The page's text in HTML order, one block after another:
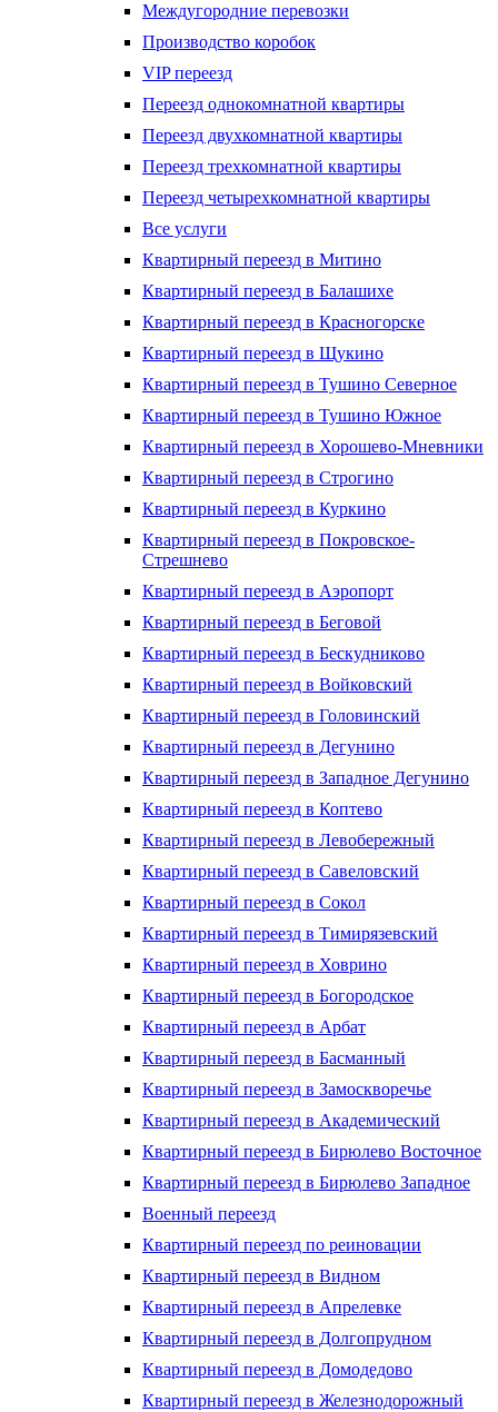
Междугородние перевозки
Производство коробок
VIP переезд
Переезд однокомнатной квартиры
Переезд двухкомнатной квартиры
Переезд трехкомнатной квартиры
Переезд четырехкомнатной квартиры
Все услуги
Квартирный переезд в Митино
Квартирный переезд в Балашихе
Квартирный переезд в Красногорске
Квартирный переезд в Щукино
Квартирный переезд в Тушино Северное
Квартирный переезд в Тушино Южное
Квартирный переезд в Хорошево-Мневники
Квартирный переезд в Строгино
Квартирный переезд в Куркино
Квартирный переезд в Покровское-
Стрешнево
Квартирный переезд в Аэропорт
Квартирный переезд в Беговой
Квартирный переезд в Бескудниково
Квартирный переезд в Войковский
Квартирный переезд в Головинский
Квартирный переезд в Дегунино
Квартирный переезд в Западное Дегунино
Квартирный переезд в Коптево
Квартирный переезд в Левобережный
Квартирный переезд в Савеловский
Квартирный переезд в Сокол
Квартирный переезд в Тимирязевский
Квартирный переезд в Ховрино
Квартирный переезд в Богородское
Квартирный переезд в Арбат
Квартирный переезд в Басманный
Квартирный переезд в Замоскворечье
Квартирный переезд в Академический
Квартирный переезд в Бирюлево Восточное
Квартирный переезд в Бирюлево Западное
Военный переезд
Квартирный переезд по реиновации
Квартирный переезд в Видном
Квартирный переезд в Апрелевке
Квартирный переезд в Долгопрудном
Квартирный переезд в Домодедово
Квартирный переезд в Железнодорожный